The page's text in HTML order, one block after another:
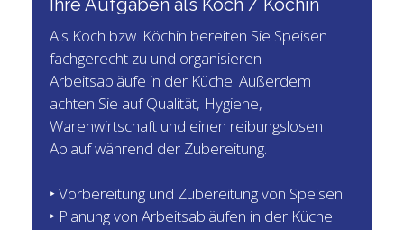
Ihre Aufgaben als Koch / Köchin
Als Koch bzw. Köchin bereiten Sie Speisen
fachgerecht zu und organisieren
Arbeitsabläufe in der Küche. Außerdem
achten Sie auf Qualität, Hygiene,
Warenwirtschaft und einen reibungslosen
Ablauf während der Zubereitung.
‣ Vorbereitung und Zubereitung von Speisen
‣ Planung von Arbeitsabläufen in der Küche